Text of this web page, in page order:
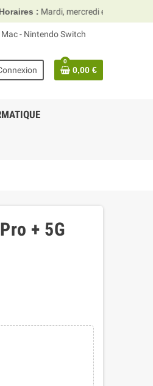
mercredi et vendredi 10h00–13h30 &
- Nintendo Switch
0
0,00 €
+ 5G